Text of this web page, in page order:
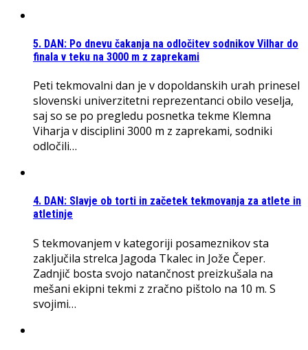
5. DAN: Po dnevu čakanja na odločitev sodnikov Vilhar do
finala v teku na 3000 m z zaprekami
Peti tekmovalni dan je v dopoldanskih urah prinesel
slovenski univerzitetni reprezentanci obilo veselja,
saj so se po pregledu posnetka tekme Klemna
Viharja v disciplini 3000 m z zaprekami, sodniki
odločili…
4. DAN: Slavje ob torti in začetek tekmovanja za atlete in
atletinje
S tekmovanjem v kategoriji posameznikov sta
zaključila strelca Jagoda Tkalec in Jože Čeper.
Zadnjič bosta svojo natančnost preizkušala na
mešani ekipni tekmi z zračno pištolo na 10 m. S
svojimi…